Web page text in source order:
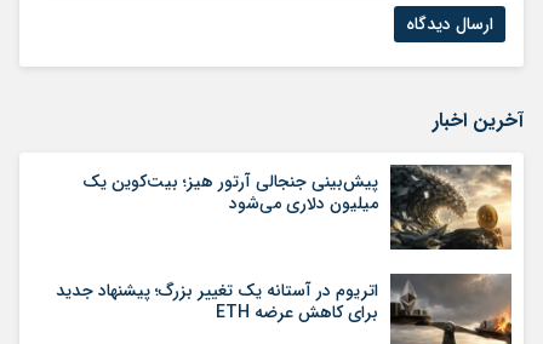
آخرین اخبار
پیش‌بینی جنجالی آرتور هیز؛ بیت‌کوین یک
میلیون دلاری می‌شود
اتریوم در آستانه یک تغییر بزرگ؛ پیشنهاد جدید
برای کاهش عرضه ETH